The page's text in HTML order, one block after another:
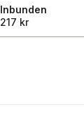
Inbunden
217 kr